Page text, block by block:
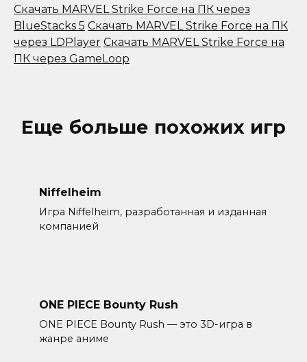
Скачать MARVEL Strike Force на ПК через
BlueStacks 5 Скачать MARVEL Strike Force на ПК
через LDPlayer Скачать MARVEL Strike Force на
ПК через GameLoop
Еще больше похожих игр
Niffelheim
Игра Niffelheim, разработанная и изданная
компанией
ONE PIECE Bounty Rush
ONE PIECE Bounty Rush — это 3D-игра в
жанре аниме